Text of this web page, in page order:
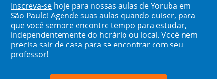
Inscreva-se hoje para nossas aulas de Yoruba em
São Paulo! Agende suas aulas quando quiser, para
que você sempre encontre tempo para estudar,
independentemente do horário ou local. Você nem
precisa sair de casa para se encontrar com seu
professor!